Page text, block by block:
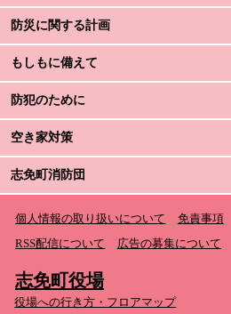
防災に関する計画
もしもに備えて
防犯のために
空き家対策
志免町消防団
個人情報の取り扱いについて 免責事項
RSS配信について
広告の募集について
志免町役場
役場への行き方・フロアマップ